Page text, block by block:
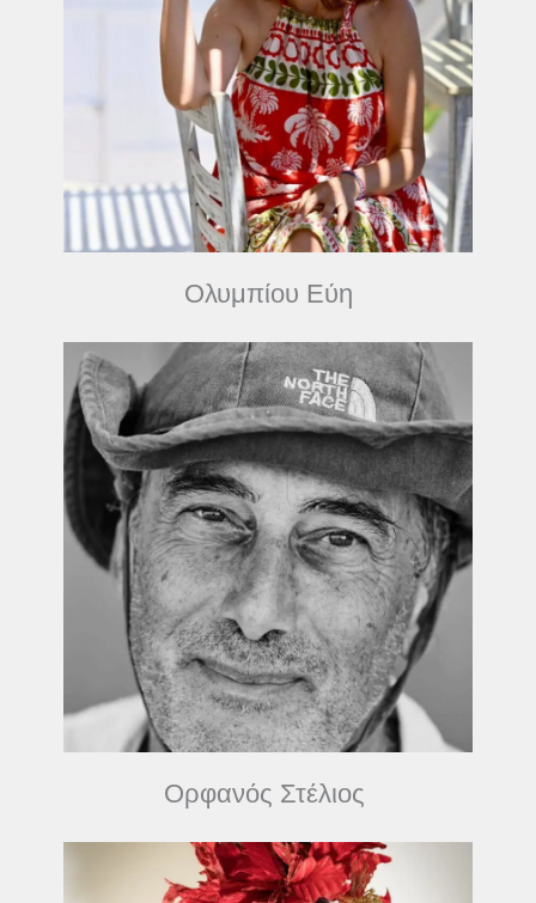
Ολυμπίου Εύη
Ορφανός Στέλιος